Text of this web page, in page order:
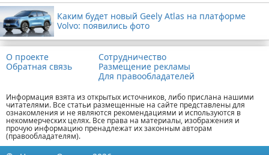
Каким будет новый Geely Atlas на платформе
Volvo: появились фото
О проекте
Обратная связь
Сотрудничество
Размещение рекламы
Для правообладателей
Информация взята из открытых источников, либо прислана нашими
читателями. Все статьи размещенные на сайте представлены для
ознакомления и не являются рекомендациями и используются в
некоммерческих целях. Все права на материалы, изображения и
прочую информацию пренадлежат их законным авторам
(правообладателям).